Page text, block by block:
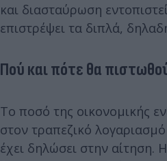
και διασταύρωση
επιστρέψει τα διπλά,
Πού και πότε θα
Το ποσό της οικονομικής
στον τραπεζικό
έχει δηλώσει στην